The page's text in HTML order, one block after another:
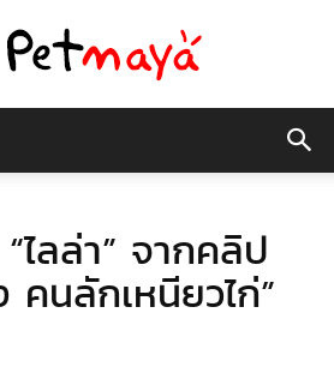
มายา
ไลล่า” จากคลิป
คนลักเหนียวไก่”